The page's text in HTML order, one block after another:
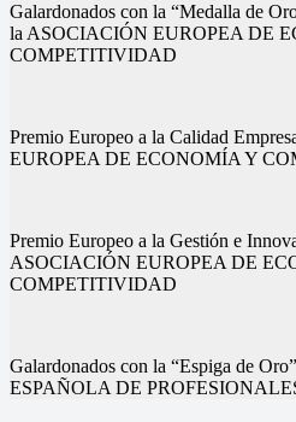
Galardonados con la “Medalla de
la ASOCIACIÓN EUROPEA DE
COMPETITIVIDAD
Premio Europeo a la Calidad
EUROPEA DE ECONOMÍA Y
Premio Europeo a la Gestión e
ASOCIACIÓN EUROPEA DE
COMPETITIVIDAD
Galardonados con la “Espiga de
ESPAÑOLA DE